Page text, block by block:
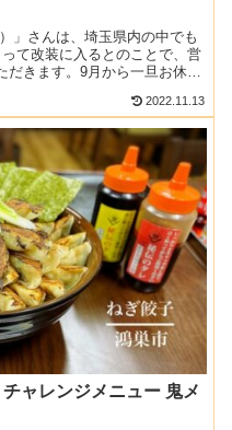
」さんは、埼玉県内の中でも
て改装に入るとのことで、営
だきます。9月から一旦お休み
2022.11.13
ャレンジメニュー 鬼メ